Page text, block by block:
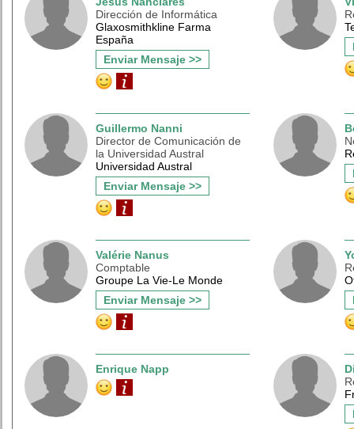
Dirección de Informática
Glaxosmithkline Farma
España
Enviar Mensaje >>
Guillermo Nanni
Director de Comunicación de
la Universidad Austral
Universidad Austral
Enviar Mensaje >>
Valérie Nanus
Comptable
Groupe La Vie-Le Monde
Enviar Mensaje >>
Enrique Napp